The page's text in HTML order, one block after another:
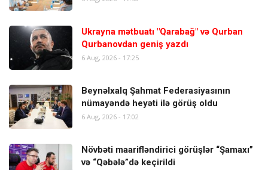
Ukrayna mətbuatı "Qarabağ" və Qurban
Qurbanovdan geniş yazdı
6 Aug, 2026 - 17:25
Beynəlxalq Şahmat Federasiyasının
nümayəndə heyəti ilə görüş oldu
6 Aug, 2026 - 17:02
Növbəti maarifləndirici görüşlər “Şamaxı”
və “Qəbələ”də keçirildi